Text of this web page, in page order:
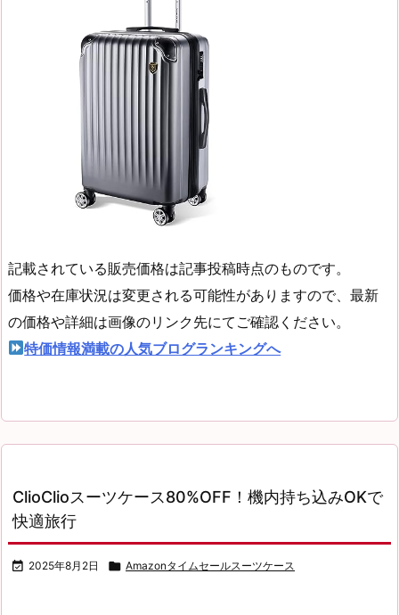
記載されている販売価格は記事投稿時点のものです。
価格や在庫状況は変更される可能性がありますので、最新
の価格や詳細は画像のリンク先にてご確認ください。
特価情報満載の人気ブログランキングへ
ClioClioスーツケース80%OFF！機内持ち込みOKで
快適旅行
 2025年8月2日  Amazonタイムセールスーツケース